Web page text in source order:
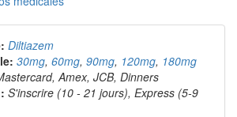
Diltiazem
30mg, 60mg, 90mg, 120mg, 180mg
Amex, JCB, Dinners
S'inscrire (10 - 21 jours), Express (5-9